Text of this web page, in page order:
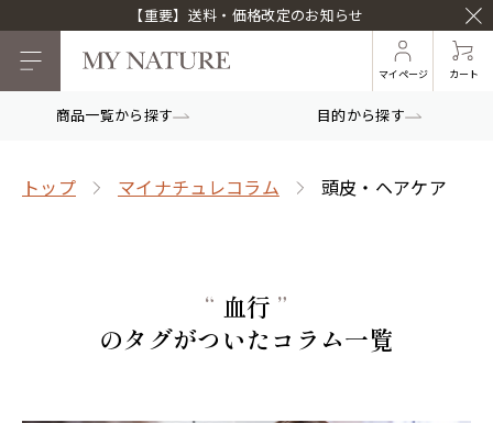
【重要】送料・価格改定のお知らせ
マイページ カート
商品一覧から探す 目的から探す
トップ マイナチュレコラム 頭皮・ヘアケア
“ 血行 ”
のタグがついたコラム一覧